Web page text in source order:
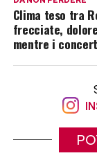
Clima teso tra
frecciate,
mentre i